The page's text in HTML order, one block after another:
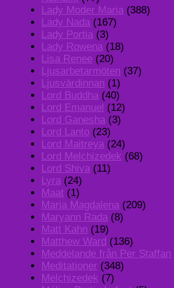
Lady Moder Maria (388)
Lady Nada (167)
Lady Portia (3)
Lady Rowena (18)
Lisa Renee (20)
Ljusarbetarmöten (37)
Ljusvärdinnan (1)
Lord Buddha (40)
Lord Emanuel (12)
Lord Ganesha (3)
Lord Lanto (23)
Lord Maitreya (24)
Lord Melchizedek (68)
Lord Shiva (11)
Lyra (24)
Maat (1)
Maria Magdalena (209)
Maryann Rada (8)
Matt Kahn (19)
Matthew Ward (136)
Meddelande från Per Staffan
Meditationer (348)
Melchizedek (7)